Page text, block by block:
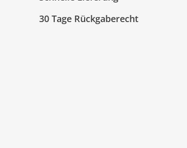
30 Tage Rückgaberecht